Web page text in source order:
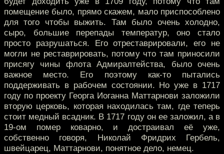
помещение было, прямо скажем, мало приспособлено
для того чтобы выжить. Там было очень холодно,
сыро, большие перепады температур, оно стало
просто разрушаться. Его отреставрировали, его не
могли не реставрировать, потому что там приносили
присягу чины флота Адмиралтейства, было очень
важное место. Его поэтому как-то пытались
поддерживать в рабочем состоянии. Но уже в 1717
году по проекту Георга Иоганна Маттарнови заложили
вторую церковь, которая находилась там, где теперь
стоит медный всадник. В 1717 году он ее заложил, а в
19-ом помер коварно, и достраивал её уже,
собственно говоря, Николай Фридрих Гербель,
швейцарец, Маттарнови, понятное дело, немец.